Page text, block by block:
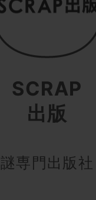
SCRAP
出版
謎専門出版社